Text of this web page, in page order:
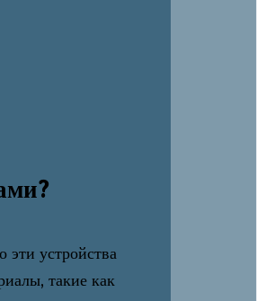
эти устройства
такие как